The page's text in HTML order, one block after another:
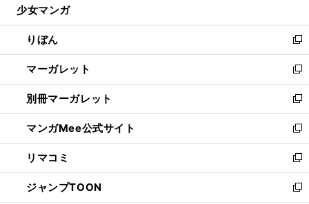
開
く
ウ
で
開
く
ン
ド
ウ
で
開
く
ウ
ィ
ン
ド
ウ
で
開
く
少女マンガ
りぼん
新
し
い
ウ
ィ
ン
ド
ウ
で
開
く
マーガレット
新
し
い
ウ
ィ
ン
ド
ウ
で
別冊マーガレット
新
し
い
ウ
ィ
ン
ド
マンガMee公式サイト
新
し
い
ウ
ィ
リマコミ
新
し
い
ジャンプTOON
新